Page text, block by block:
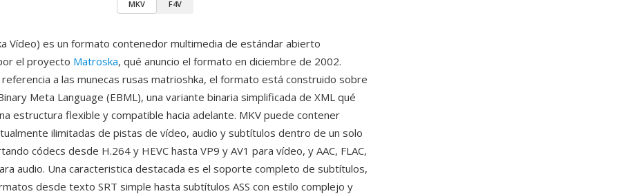
MKV F4V
Vídeo) es un formato contenedor multimedia de estándar abierto
el proyecto Matroska, qué anuncio el formato en diciembre de 2002.
a las munecas rusas matrioshka, el formato está construido sobre
Meta Language (EBML), una variante binaria simplificada de XML qué
estructura flexible y compatible hacia adelante. MKV puede contener
ilimitadas de pistas de vídeo, audio y subtítulos dentro de un solo
códecs desde H.264 y HEVC hasta VP9 y AV1 para vídeo, y AAC, FLAC,
audio. Una caracteristica destacada es el soporte completo de subtítulos,
desde texto SRT simple hasta subtítulos ASS con estilo complejo y